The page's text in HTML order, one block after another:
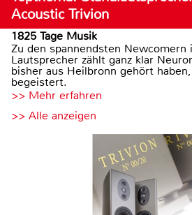
Acoustic Trivion
1825 Tage Musik
Zu den spannendsten Newcomern
Lautsprecher zählt ganz klar
bisher aus Heilbronn gehört
begeistert.
>> Mehr erfahren
>> Alle anzeigen